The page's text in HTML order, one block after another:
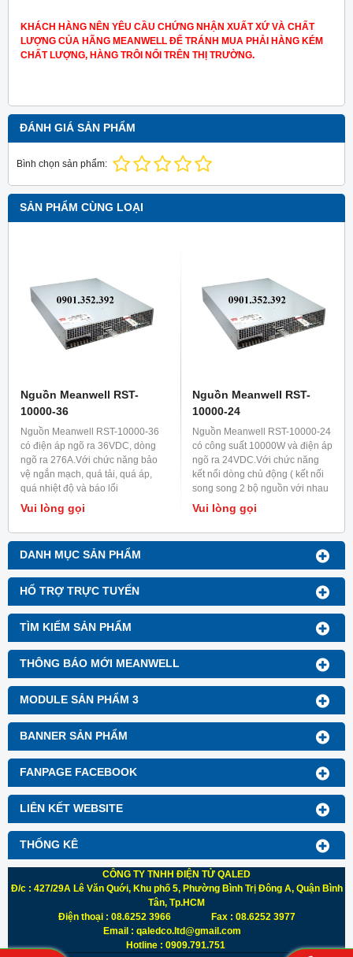
DANH MỤC SẢN PHẨM
HỔ TRỢ TRỰC TUYẾN
TÌM KIẾM SẢN PHẨM
THÔNG BÁO MỚI MEANWELL
MODULE SẢN PHẨM 3
BANNER SẢN PHẨM
FANPAGE FACEBOOK
LIÊN KẾT WEBSITE
THỐNG KÊ
KHÁCH HÀNG NÊN YÊU CẦU CHỨNG NHẬN XUẤT XỨ VÀ CHẤT
LƯỢNG CỦA HÃNG MEANWELL ĐỂ TRÁNH MUA PHẢI HÀNG KÉM
CHẤT LƯỢNG, HÀNG TRÔI NỔI TRÊN THỊ TRƯỜNG.
ĐÁNH GIÁ SẢN PHẨM
Bình chọn sản phẩm:
SẢN PHẨM CÙNG LOẠI
Nguồn Meanwell RST-
10000-36
Nguồn Meanwell RST-10000-36
có điện áp ngõ ra 36VDC, dòng
ngõ ra 276A.Với chức năng bảo
vệ ngắn mạch, quá tải, quá áp,
quá nhiệt độ và báo lổi
quạt.Được ứng dụng cho các xe
điện công suất lớn và các trạm
sạc cho xe điện.
Vui lòng gọi
Nguồn Meanwell RST-
10000-24
Nguồn Meanwell RST-10000-24
có công suất 10000W và điện áp
ngõ ra 24VDC.Với chức năng
kết nối dòng chủ động ( kết nối
song song 2 bộ nguồn với nhau
để tăng công suất lên đến
20000W ).Được ứng dụng trong
các thiết bị đốt cháy và ứng
dụng RF.
Vui lòng gọi
CÔNG TY TNHH ĐIỆN TỬ QALED
Đ/c : 427/29A Lê Văn Quới, Khu phố 5, Phường Bình Trị Đông A, Quận Bình
Tân, Tp.HCM
Điện thoại : 08.6252 3966 Fax : 08.6252 3977
Email : qaledco.ltd@gmail.com
Hotline : 0909.791.751